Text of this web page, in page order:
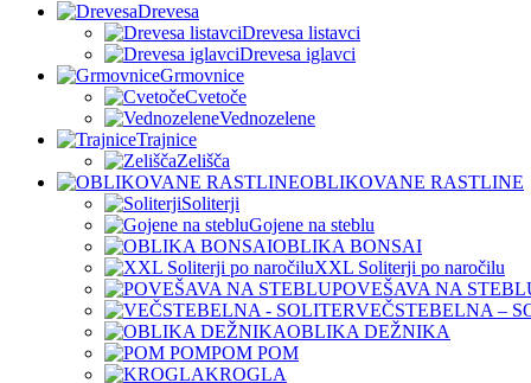
Drevesa
Drevesa listavci
Drevesa iglavci
Grmovnice
Cvetoče
Vednozelene
Trajnice
Zelišča
OBLIKOVANE RASTLINE
Soliterji
Gojene na steblu
OBLIKA BONSAI
XXL Soliterji po naročilu
POVEŠAVA NA
VEČSTEBELNA –
OBLIKA DEŽNIKA
POM POM
KROGLA